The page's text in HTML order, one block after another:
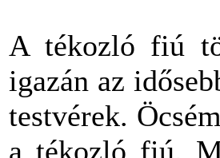
A tékozló fiú
igazán az
testvérek.
a tékozló fiú.